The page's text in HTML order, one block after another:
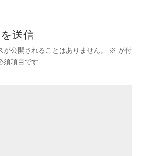
送信
が公開されることはありません。 ※ が付
須項目です